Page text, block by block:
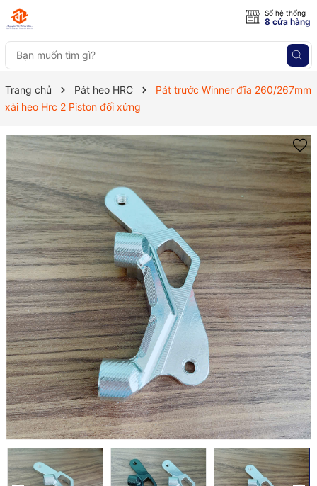
Số hệ thống
8 cửa hàng
Trang chủ Pát heo HRC
Pát trước Winner đĩa 260/267mm
xài heo Hrc 2 Piston đối xứng